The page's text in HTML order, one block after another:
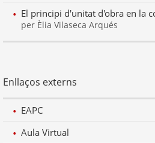
El principi d'unitat d'obra en la
per Èlia Vilaseca Arqués
Enllaços externs
EAPC
Aula Virtual